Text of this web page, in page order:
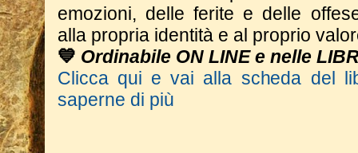
emozioni, delle ferite e delle
alla propria identità e al proprio
💙 Ordinabile ON LINE e nelle
Clicca qui e vai alla scheda del
saperne di più